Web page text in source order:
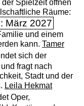
Spielzeit öffnen
Räume:
März 2027
und einem
kann. Tamer
sich der
fragt nach
Stadt und der
Leila Hekmat
Oper,